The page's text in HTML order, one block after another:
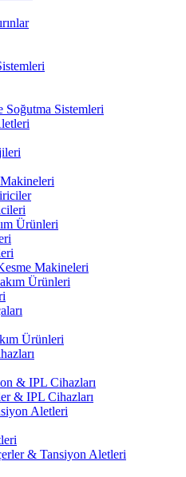
Soğutma Sistemleri
Ürünleri
Makineleri
Ürünleri
Ürünleri
& IPL Cihazları
& IPL Cihazları
Aletleri
& Tansiyon Aletleri